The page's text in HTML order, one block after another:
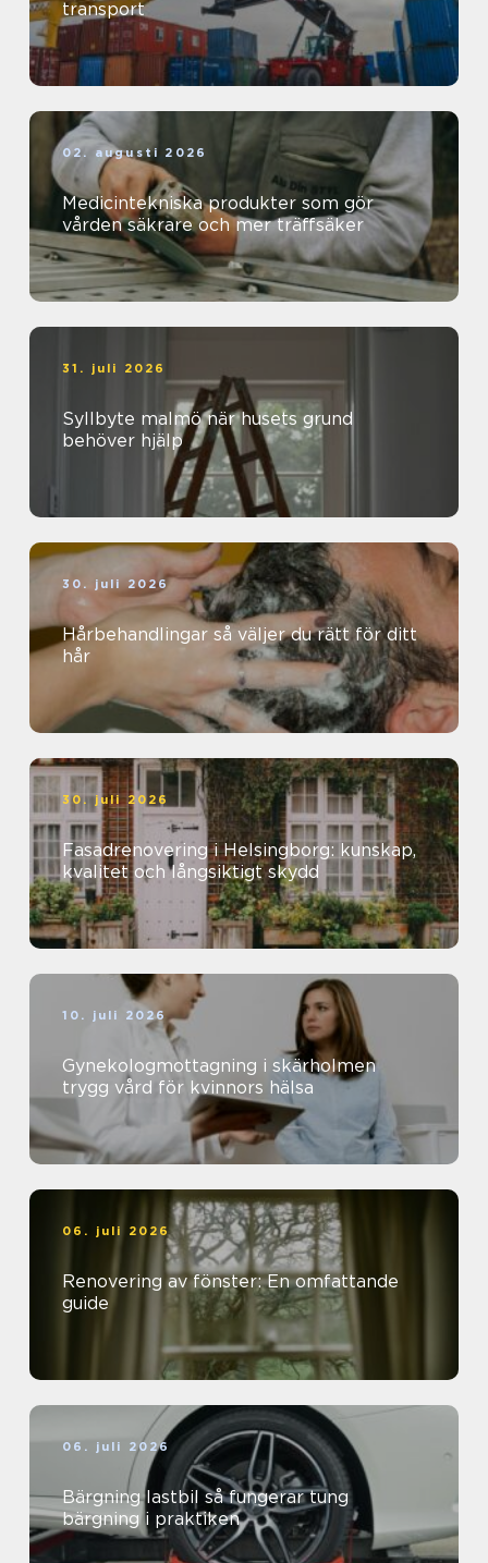
transport
02. augusti 2026
Medicintekniska produkter som gör
vården säkrare och mer träffsäker
31. juli 2026
Syllbyte malmö när husets grund
behöver hjälp
30. juli 2026
Hårbehandlingar så väljer du rätt för ditt
hår
30. juli 2026
Fasadrenovering i Helsingborg: kunskap,
kvalitet och långsiktigt skydd
10. juli 2026
Gynekologmottagning i skärholmen
trygg vård för kvinnors hälsa
06. juli 2026
Renovering av fönster: En omfattande
guide
06. juli 2026
Bärgning lastbil så fungerar tung
bärgning i praktiken